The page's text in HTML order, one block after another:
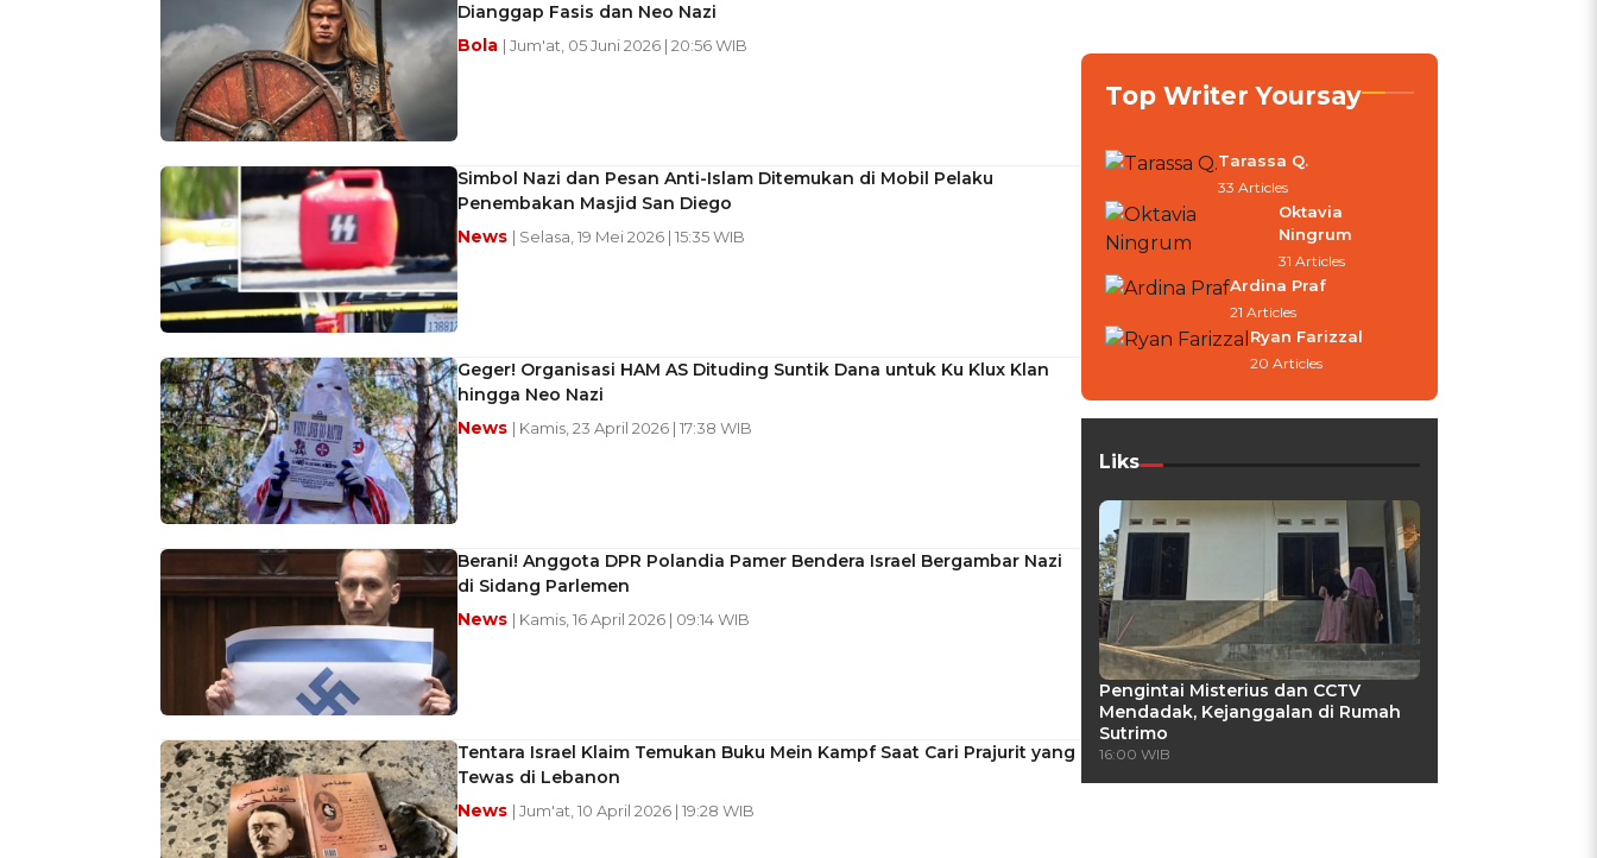
Dianggap Fasis dan Neo Nazi
Bola | Jum'at, 05 Juni 2026 | 20:56 WIB
Simbol Nazi dan Pesan Anti-Islam Ditemukan di Mobil Pelaku
Penembakan Masjid San Diego
News | Selasa, 19 Mei 2026 | 15:35 WIB
Geger! Organisasi HAM AS Dituding Suntik Dana untuk Ku Klux Klan
hingga Neo Nazi
News | Kamis, 23 April 2026 | 17:38 WIB
Berani! Anggota DPR Polandia Pamer Bendera Israel Bergambar Nazi
di Sidang Parlemen
News | Kamis, 16 April 2026 | 09:14 WIB
Tentara Israel Klaim Temukan Buku Mein Kampf Saat Cari Prajurit yang
Tewas di Lebanon
News | Jum'at, 10 April 2026 | 19:28 WIB
Top Writer Yoursay
Tarassa Q.
33 Articles
Oktavia
Ningrum
31 Articles
Ardina Praf
21 Articles
Ryan Farizzal
20 Articles
Liks
Pengintai Misterius dan CCTV
Mendadak, Kejanggalan di Rumah
Sutrimo
16:00 WIB